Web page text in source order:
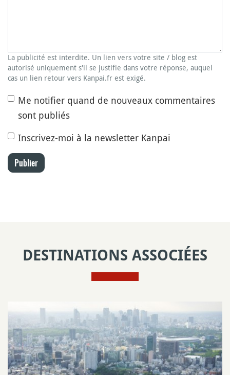
La publicité est interdite. Un lien vers votre site / blog est
autorisé uniquement s'il se justifie dans votre réponse, auquel
cas un lien retour vers Kanpai.fr est exigé.
Me notifier quand de nouveaux commentaires
sont publiés
Inscrivez-moi à la newsletter Kanpai
Publier
DESTINATIONS ASSOCIÉES